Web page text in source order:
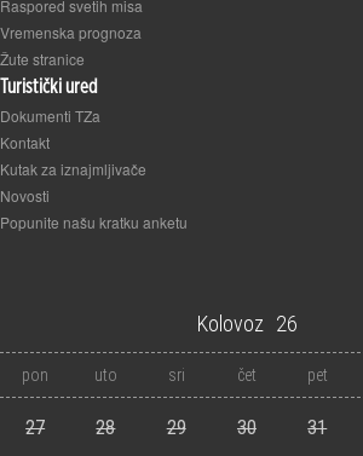
Raspored svetih misa
Vremenska prognoza
Žute stranice
Turistički ured
Dokumenti TZa
Kontakt
Kutak za iznajmljivače
Novosti
Popunite našu kratku anketu
Kolovoz 26
1 3 5 8
'21 '23 '24 '26 '28
pon uto sri čet pet
27 28 29 30 31